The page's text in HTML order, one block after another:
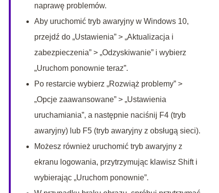
naprawę problemów.
Aby uruchomić tryb awaryjny w Windows 10,
przejdź do „Ustawienia” > „Aktualizacja i
zabezpieczenia” > „Odzyskiwanie” i wybierz
„Uruchom ponownie teraz”.
Po restarcie wybierz „Rozwiąż problemy” >
„Opcje zaawansowane” > „Ustawienia
uruchamiania”, a następnie naciśnij F4 (tryb
awaryjny) lub F5 (tryb awaryjny z obsługą sieci).
Możesz również uruchomić tryb awaryjny z
ekranu logowania, przytrzymując klawisz Shift i
wybierając „Uruchom ponownie”.